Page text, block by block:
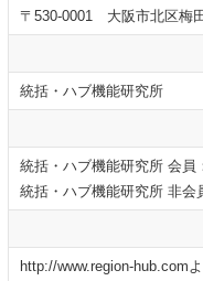
〒530-0001 大阪市北区梅
統括・ハブ機能研究所
統括・ハブ機能研究所 会員
統括・ハブ機能研究所 非会
http://www.region-hub.com